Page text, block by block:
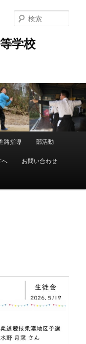
学校
索
路指導 部活動
へ お問い合わせ